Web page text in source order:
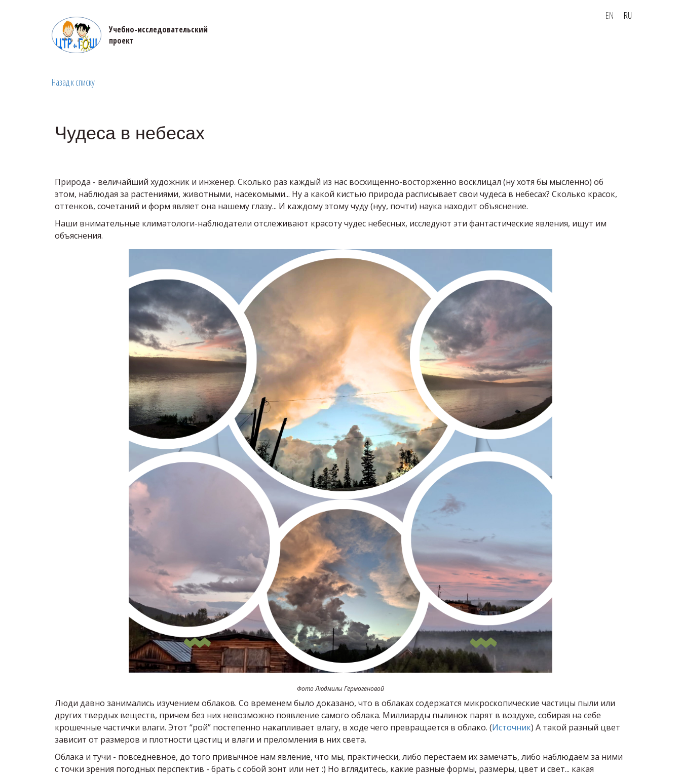
Учебно-исследовательский
проект
EN RU
Назад к списку
Чудеса в небесах
Природа - величайший художник и инженер. Сколько раз каждый из нас восхищенно-восторженно восклицал (ну хотя бы мысленно) об
этом, наблюдая за растениями, животными, насекомыми... Ну а какой кистью природа расписывает свои чудеса в небесах? Сколько красок,
оттенков, сочетаний и форм являет она нашему глазу... И каждому этому чуду (нуу, почти) наука находит объяснение.
Наши внимательные климатологи-наблюдатели отслеживают красоту чудес небесных, исследуют эти фантастические явления, ищут им
объяснения.
Фото Людмилы Гермогеновой
Люди давно занимались изучением облаков. Со временем было доказано, что в облаках содержатся микроскопические частицы пыли или
других твердых веществ, причем без них невозможно появление самого облака. Миллиарды пылинок парят в воздухе, собирая на себе
крошечные частички влаги. Этот “рой” постепенно накапливает влагу, в ходе чего превращается в облако. (Источник) А такой разный цвет
зависит от размеров и плотности цастиц и влаги и преломления в них света.
Облака и тучи - повседневное, до того привычное нам явление, что мы, практически, либо перестаем их замечать, либо наблюдаем за ними
с точки зрения погодных перспектив - брать с собой зонт или нет :) Но вглядитесь, какие разные формы, размеры, цвет и свет... какая